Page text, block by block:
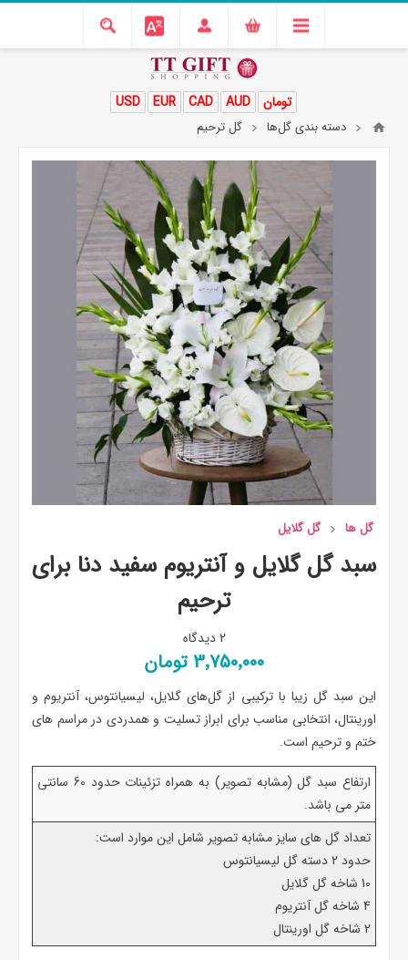
USD EUR CAD AUD تومان
دسته بندی گل‌ها گل ترحیم
گل ها گل گلایل
سبد گل گلایل و آنتریوم سفید دنا برای
ترحیم
2 دیدگاه
3٬750٬000 تومان
این سبد گل زیبا با ترکیبی از گل‌های گلایل، لیسیانتوس، آنتریوم و
اورینتال، انتخابی مناسب برای ابراز تسلیت و همدردی در مراسم های
ختم و ترحیم است.
ارتفاع سبد گل (مشابه تصویر) به همراه تزئینات حدود 60 سانتی
متر می باشد.
تعداد گل های سایز مشابه تصویر شامل این موارد است:
حدود 2 دسته گل لیسیانتوس
10 شاخه گل گلایل
4 شاخه گل آنتریوم
2 شاخه گل اورینتال